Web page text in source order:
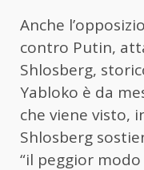
Anche
contro Putin,
Shlosberg,
Yabloko è da
che viene visto,
Shlosberg
“il peggior